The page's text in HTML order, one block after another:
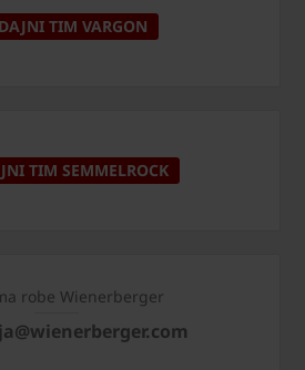
TIM VARGON
TIM SEMMELROCK
robe Wienerberger